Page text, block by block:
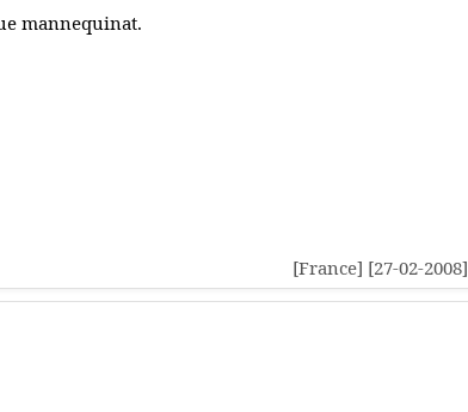
mannequinat.
[France] [27-02-2008]